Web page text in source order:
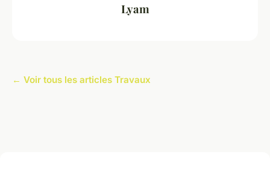
Lyam
← Voir tous les articles Travaux